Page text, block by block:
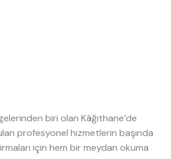
biri olan Kâğıthane’de
profesyonel hizmetlerin başında
için hem bir meydan okuma